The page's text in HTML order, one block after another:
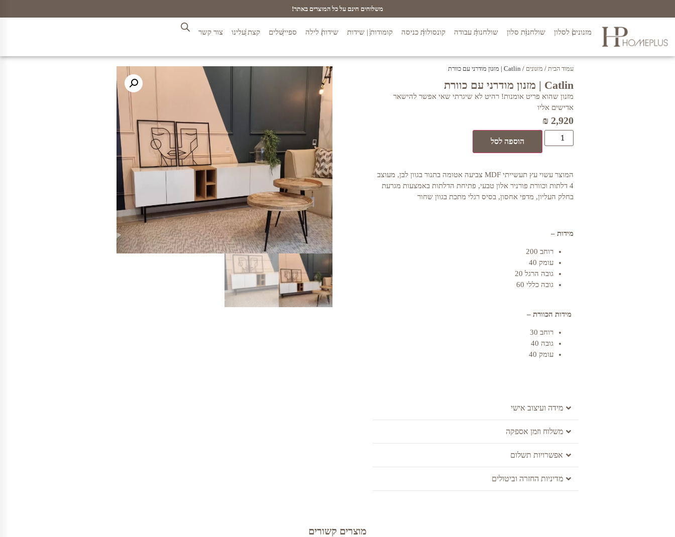
משלוחים חינם על כל המוצרים באתר!
מזנונים לסלון שולחנות סלון שולחנות עבודה קונסולות כניסה קומודות | שידות שידות לילה ספיישלים קצת עלינו צור קשר
עמוד הבית / מזנונים / Catlin | מזנון מודרני עם כוורת
Catlin | מזנון מודרני עם כוורת
מזנון שהוא פריט אומנות! רהיט לא שיגרתי שאי אפשר להישאר
אדישים אליו
₪ 2,920
הוספה לסל
המוצר עשוי עץ תעשייתי MDF צביעה אטומה בתנור בגוון לבן, מעוצב
4 דלתות וכוורת פורניר אלון טבעי, פתיחת הדלתות באמצעות מגרעת
בחלק העליון, מדפי אחסון, בסיס רגלי מתכת בגוון שחור
מידות –
רוחב 200
עומק 40
גובה הרגל 20
גובה כללי 60
מידות הכוורת –
רוחב 30
גובה 40
עומק 40
מידה ועיצוב אישי
משלוח וזמן אספקה
אפשרויות תשלום
מדיניות החזרה וביטולים
מוצרים קשורים